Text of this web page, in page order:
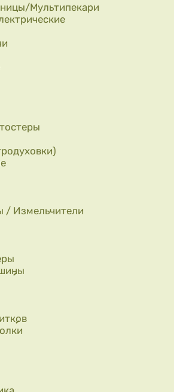
Мультипекари
/ Измельчители